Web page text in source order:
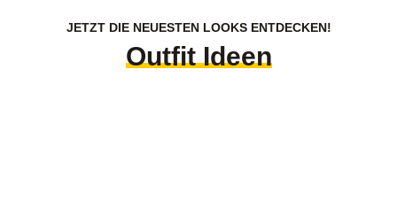
JETZT DIE NEUESTEN LOOKS ENTDECKEN!
Outfit Ideen